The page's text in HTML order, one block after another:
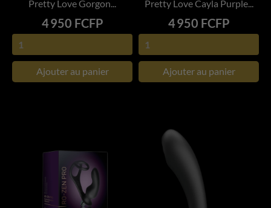
Pretty Love Gorgon...
Prix
4 950 FCFP
Ajouter au panier
Pretty Love Cayla Purple...
Prix
4 950 FCFP
Ajouter au panier